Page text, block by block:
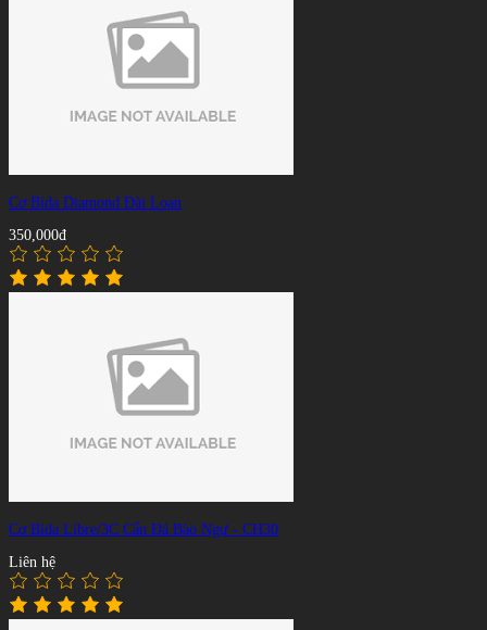
Cơ Bida Diamond Đài Loan
350,000đ
Cơ Bida Libre/3C Cẩn Đá Bào Ngư - CH30
Liên hệ